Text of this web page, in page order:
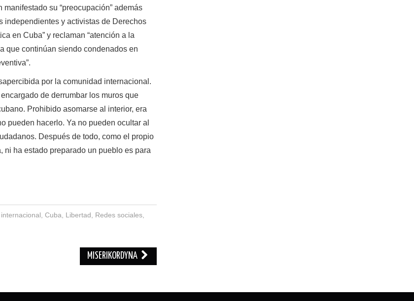
su “preocupación” además
independientes y activistas de Derechos
en Cuba” y reclaman “atención a la
que continúan siendo condenados en
por la comunidad internacional.
de derrumbar los muros que
Prohibido asomarse al interior, era
pueden hacerlo. Ya no pueden ocultar al
Después de todo, como el propio
ni ha estado preparado un pueblo es para
Cuba Libertad Redes sociales,
MISERIKORDYNA